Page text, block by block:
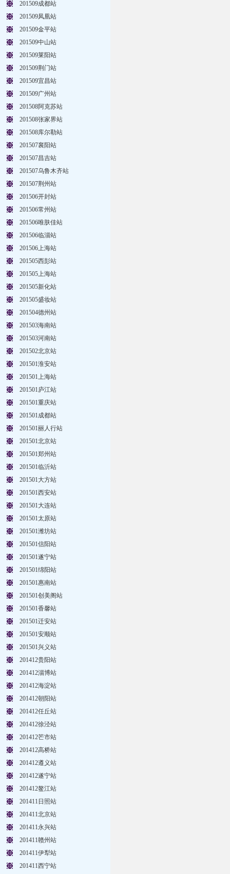
201509成都站
201509凤凰站
201509金平站
201509中山站
201509莱阳站
201509荆门站
201509宜昌站
201509广州站
201508阿克苏站
201508张家界站
201508库尔勒站
201507襄阳站
201507昌吉站
201507乌鲁木齐站
201507荆州站
201506开封站
201506常州站
201506唯肤佳站
201506临淄站
201506上海站
201505西彭站
201505上海站
201505新化站
201505盛妆站
201504德州站
201503海南站
201503河南站
201502北京站
201501淮安站
201501上海站
201501庐江站
201501重庆站
201501成都站
201501丽人行站
201501北京站
201501郑州站
201501临沂站
201501大方站
201501西安站
201501大连站
201501太原站
201501潍坊站
201501信阳站
201501遂宁站
201501绵阳站
201501惠南站
201501创美阁站
201501香馨站
201501迁安站
201501安顺站
201501兴义站
201412贵阳站
201412淄博站
201412海淀站
201412朝阳站
201412任丘站
201412徐泾站
201412芒市站
201412高桥站
201412遵义站
201412遂宁站
201412鳌江站
201411日照站
201411北京站
201411永兴站
201411赣州站
201411伊犁站
201411西宁站